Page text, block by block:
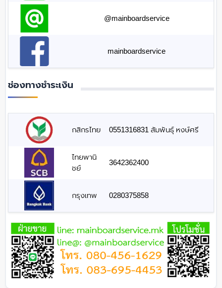
@mainboardservice
mainboardservice
ช่องทางชำระเงิน
กสิกรไทย 0551316831 สัมพันธุ์ หงษ์ศรี
ไทยพานิ
ชย์
3642362400
กรุงเทพ 0280375858